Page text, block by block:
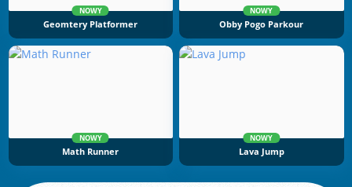
NOWY
Geomtery Platformer
NOWY
Obby Pogo Parkour
NOWY
Math Runner
NOWY
Lava Jump